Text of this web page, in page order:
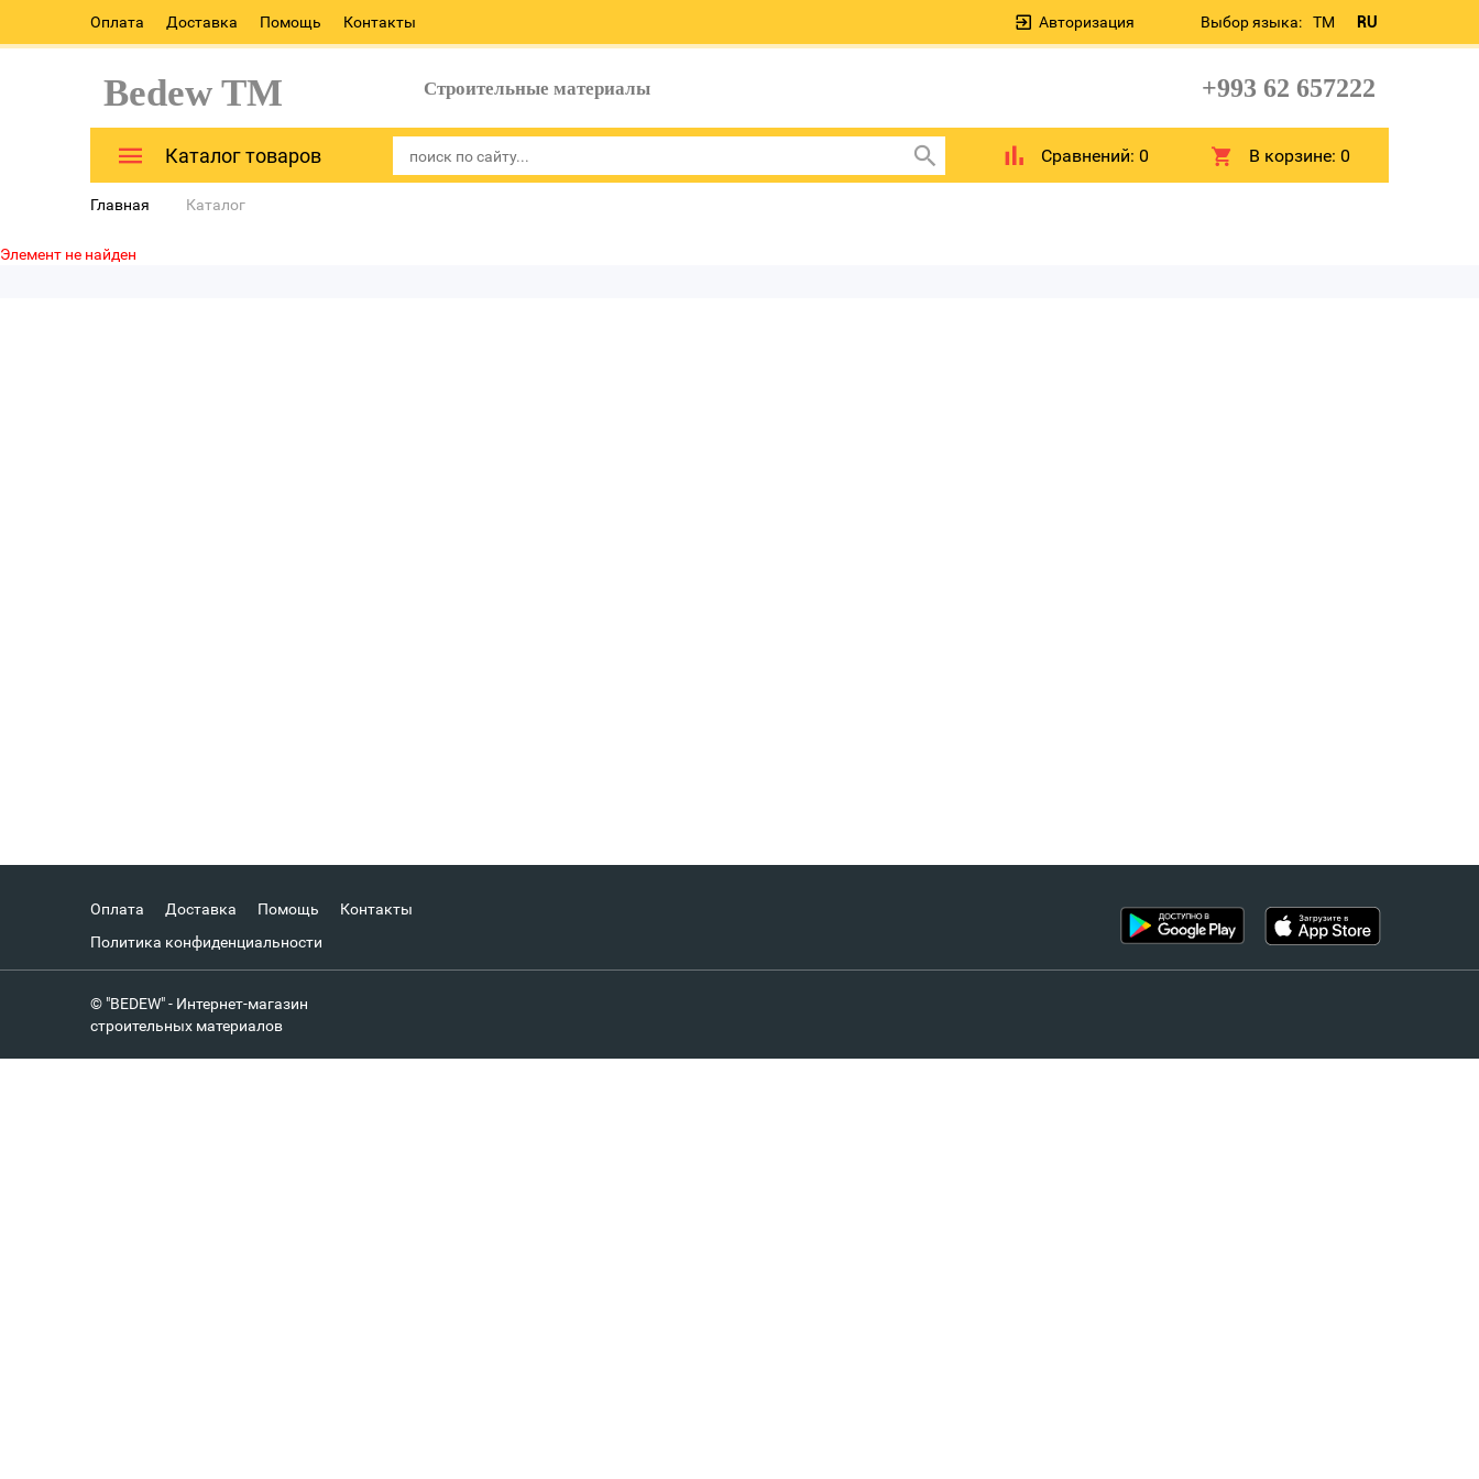
Оплата Доставка Помощь Контакты Выбор языка: TM RU
Авторизация
Bedew TM Строительные материалы +993 62 657222
Каталог товаров Сравнений: 0 В корзине:0
Главная Каталог
Элемент не найден
Оплата Доставка Помощь
Контакты
Политика конфиденциальности
© "BEDEW" - Интернет-магазин
строительных материалов